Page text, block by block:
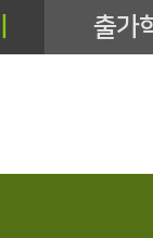
출가